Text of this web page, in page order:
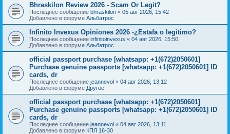
Bhraskilon Review 2026 - Scam Or Legit?
Последнее сообщение bhraskilon « 05 авг 2026, 15:42
Добавлено в форуме Альбатрос
Infinito Invexus Opiniones 2026 -¿Estafa o legítimo?
Последнее сообщение infinitoinvexus « 04 авг 2026, 15:50
Добавлено в форуме Альбатрос
official passport purchase [whatsapp: +1(672)2050601]
Purchase genuine passports [whatsapp: +1(672)2050601] ID
cards, dr
Последнее сообщение jeannevol « 04 авг 2026, 13:12
Добавлено в форуме Другое
official passport purchase [whatsapp: +1(672)2050601]
Purchase genuine passports [whatsapp: +1(672)2050601] ID
cards, dr
Последнее сообщение jeannevol « 04 авг 2026, 13:11
Добавлено в форуме КПЛ 16-30